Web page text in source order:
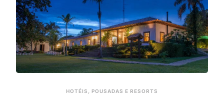
HOTÉIS, POUSADAS E RESORTS